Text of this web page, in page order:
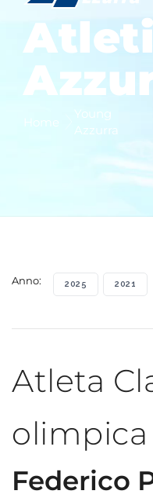
Atleti
Home
Young
Azzurra
Anno: 2025 2021
Atleta
olimpica
Federico